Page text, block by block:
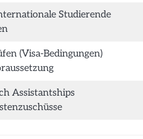
Studierende
(Visa-Bedingungen)
Assistantships